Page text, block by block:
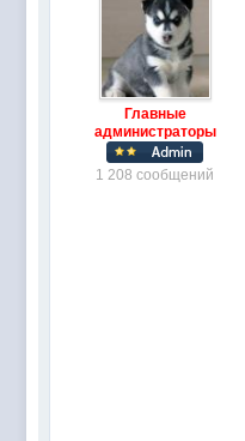
Главные
администраторы
1 208 сообщений